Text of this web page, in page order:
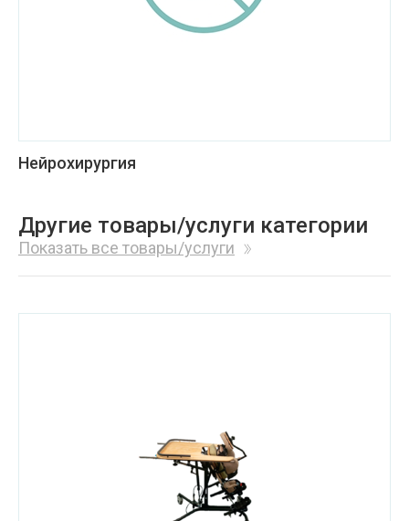
Нейрохирургия
Другие товары/услуги категории
Показать все товары/услуги